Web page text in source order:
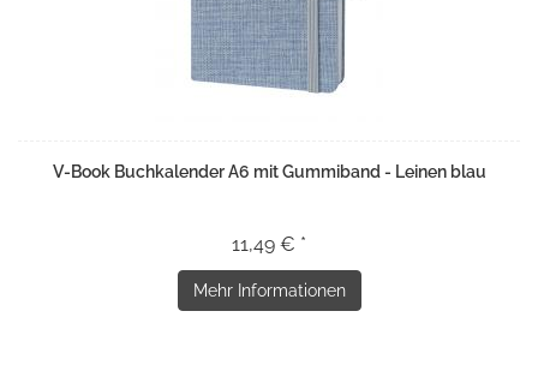
V-Book Buchkalender A6 mit Gummiband - Leinen blau
11,49 € *
Mehr Informationen